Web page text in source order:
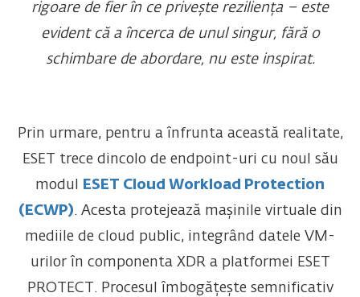
rigoare de fier în ce privește reziliența – este
evident că a încerca de unul singur, fără o
schimbare de abordare, nu este inspirat.
Prin urmare, pentru a înfrunta această realitate,
ESET trece dincolo de endpoint-uri cu noul său
modul
ESET Cloud Workload Protection
(ECWP). Acesta protejează mașinile virtuale din
mediile de cloud public, integrând datele VM-
urilor în componenta XDR a platformei ESET
PROTECT. Procesul îmbogățește semnificativ